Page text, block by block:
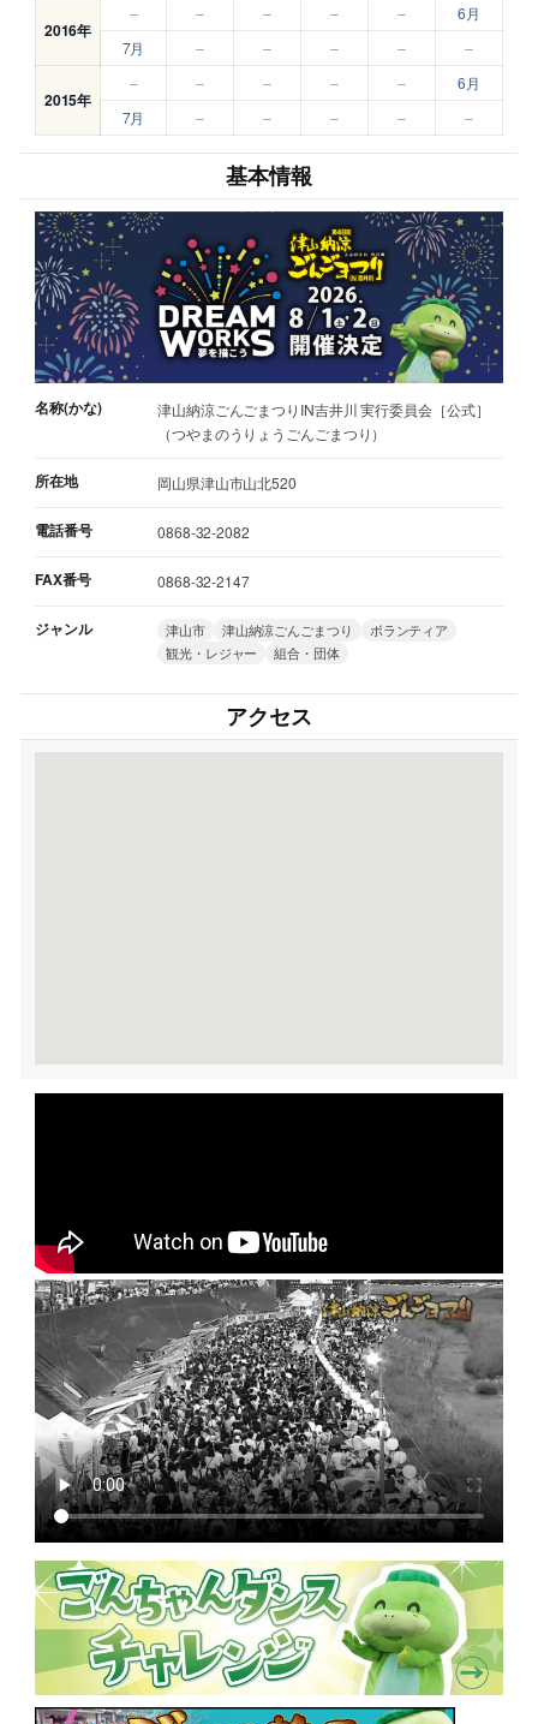
2016年
– – – – –
6月
7月
– – – – –
2015年
– – – – –
6月
7月
– – – – –
基本情報
名称(かな)
津山納涼ごんごまつりIN吉井川 実行委員会［公式］
（つやまのうりょうごんごまつり）
所在地 岡山県津山市山北520
電話番号 0868-32-2082
FAX番号 0868-32-2147
ジャンル 津山市 津山納涼ごんごまつり
ボランティア
観光・レジャー
組合・団体
アクセス